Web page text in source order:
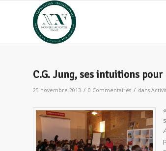
C.G. Jung, ses intuitions
25 novembre 2013 / 0 Commentaires / dans